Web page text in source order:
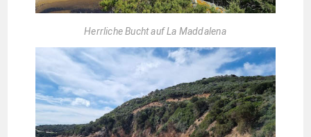
Herrliche Bucht auf La Maddalena